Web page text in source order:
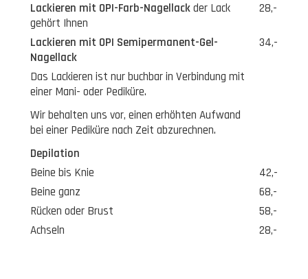
Lackieren mit OPI-Farb-Nagellackder Lack
gehört Ihnen
28,-
Lackieren mit OPI Semipermanent-Gel-
Nagellack
34,-
Das Lackieren ist nur buchbar in Verbindung mit
einer Mani- oder Pediküre.
Wir behalten uns vor, einen erhöhten Aufwand
bei einer Pediküre nach Zeit abzurechnen.
Depilation
Beine bis Knie
42,-
Beine ganz
68,-
Rücken oder Brust
58,-
Achseln
28,-